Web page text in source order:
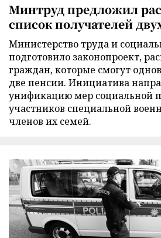
Минтруд предложил
список получателей
Министерство труда и
подготовило законопроект,
граждан, которые смогут
две пенсии. Инициатива
унификацию мер социальной
участников специальной
членов их семей.